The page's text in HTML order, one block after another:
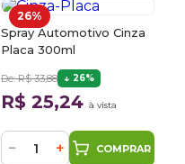
26%
Spray Automotivo Cinza
Placa 300ml
De: R$ 33,88 26%
R$ 25,24 à vista
− + COMPRAR